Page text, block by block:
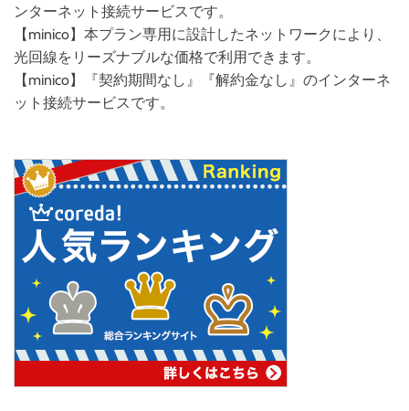
ンターネット接続サービスです。
【minico】本プラン専用に設計したネットワークにより、
光回線をリーズナブルな価格で利用できます。
【minico】『契約期間なし』『解約金なし』のインターネ
ット接続サービスです。